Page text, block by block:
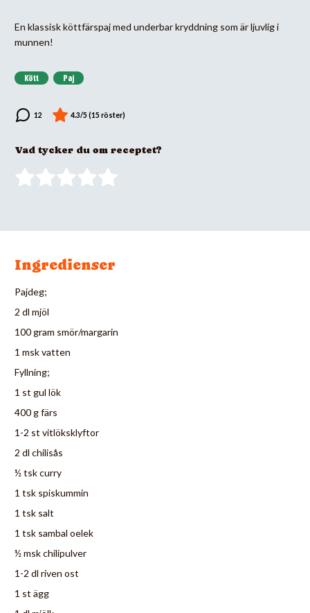
En klassisk köttfärspaj med underbar kryddning som är ljuvlig i
munnen!
Kött Paj
Vad tycker du om receptet?
Ingredienser
Pajdeg;
2 dl mjöl
100 gram smör/margarin
1 msk vatten
Fyllning;
1 st gul lök
400 g färs
1-2 st vitlöksklyftor
2 dl chilisås
½ tsk curry
1 tsk spiskummin
1 tsk salt
1 tsk sambal oelek
½ msk chilipulver
1-2 dl riven ost
1 st ägg